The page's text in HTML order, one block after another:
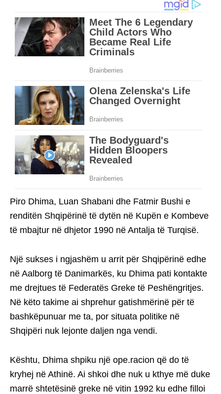
Piro Dhima, Luan Shabani dhe Fatmir Bushi e
renditën Shqipërinë të dytën në Kupën e Kombeve
të mbajtur në dhjetor 1990 në Antalja të Turqisë.
Një sukses i ngjashëm u arrit për Shqipërinë edhe
në Aalborg të Danimarkës, ku Dhima pati kontakte
me drejtues të Federatës Greke të Peshëngritjes.
Në këto takime ai shprehur gatishmërinë për të
bashkëpunuar me ta, por situata politike në
Shqipëri nuk lejonte daljen nga vendi.
Kështu, Dhima shpiku një ope.racion që do të
kryhej në Athinë. Ai shkoi dhe nuk u kthye më duke
marrë shtetësinë greke në vitin 1992 ku edhe filloi